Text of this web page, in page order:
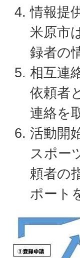
情報提
米原市
録者の
相互連
依頼者
連絡を
活動開
スポー
頼者の
ポート